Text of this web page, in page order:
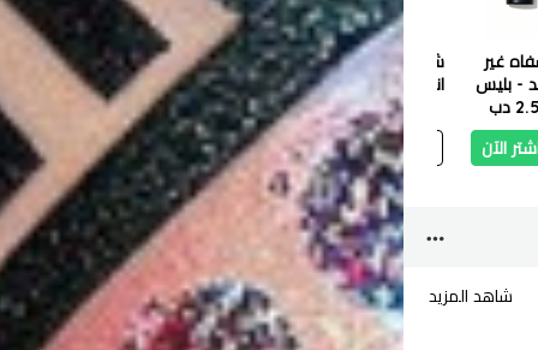
غير
- بليس
دب
الآن
شيجلام برو - فيشيون
انجليد بروش & ديب -
شوكوليتي
2.200 دب
1.980 دب
أضف
اشتر الآن
شجلام برايمر ترطيب ٢٠ ج
- بابي بينك
3.730 دب
3.357 دب
أضف
اشتر الآن
2.871 دب
شاهد المزيد